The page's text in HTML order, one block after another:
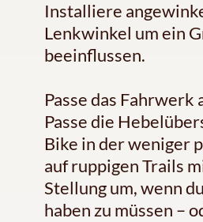
Installiere
Lenkwinkel um ein
beeinflussen.
Passe das
Passe die
Bike in der weniger
auf ruppigen Trails
Stellung um, wenn
haben zu müssen –